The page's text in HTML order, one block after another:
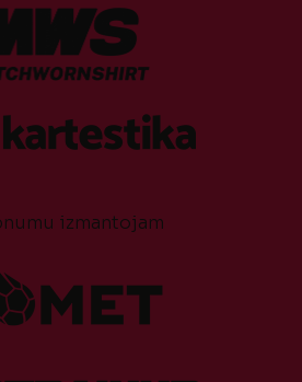
izmantojam